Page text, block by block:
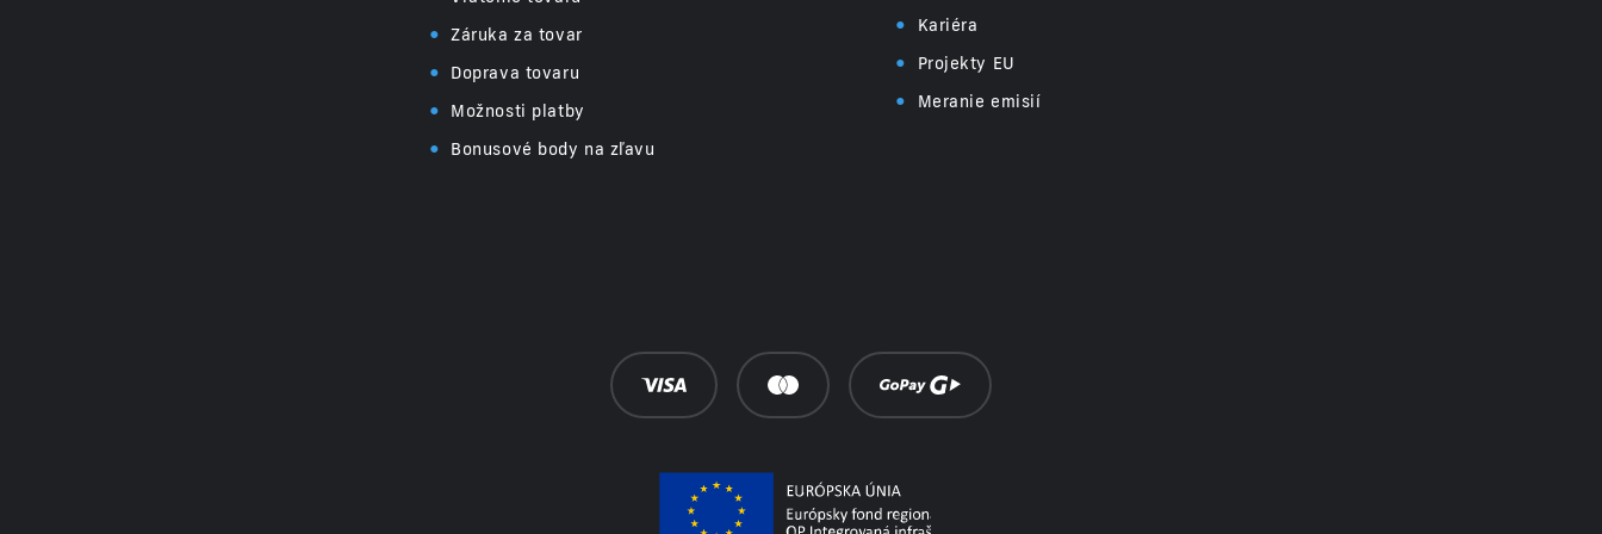
• Záruka za tovar
• Doprava tovaru
• Možnosti platby
• Bonusové body na zľavu
•
Kariéra
• Projekty EU
• Meranie emisií